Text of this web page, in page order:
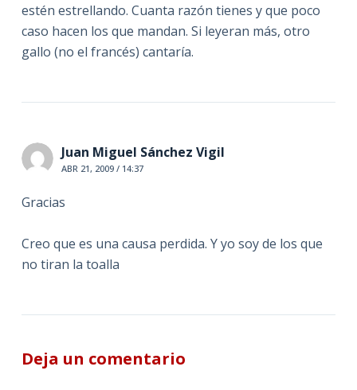
estén estrellando. Cuanta razón tienes y que poco
caso hacen los que mandan. Si leyeran más, otro
gallo (no el francés) cantaría.
Juan Miguel Sánchez Vigil
ABR 21, 2009 / 14:37
Gracias
Creo que es una causa perdida. Y yo soy de los que
no tiran la toalla
Deja un comentario